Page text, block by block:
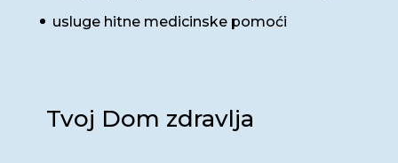
usluge hitne medicinske pomoći
Tvoj Dom zdravlja